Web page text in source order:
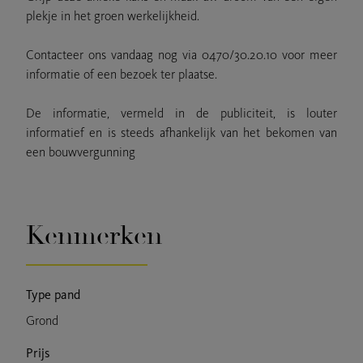
plekje in het groen werkelijkheid.
Contacteer ons vandaag nog via 0470/30.20.10 voor meer
informatie of een bezoek ter plaatse.
De informatie, vermeld in de publiciteit, is louter
informatief en is steeds afhankelijk van het bekomen van
een bouwvergunning
Kenmerken
Type pand
Grond
Prijs